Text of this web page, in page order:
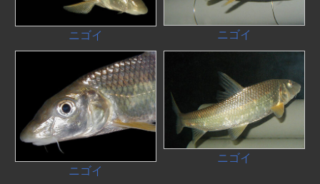
ニゴイ ニゴイ
ニゴイ
ニゴイ